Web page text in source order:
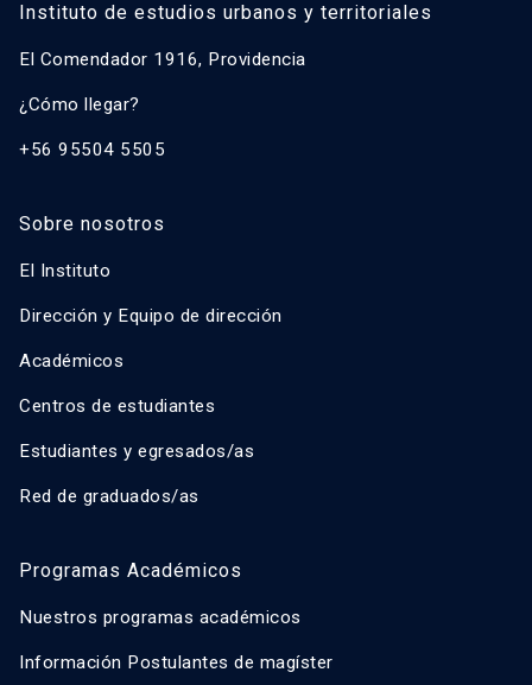
Instituto de estudios urbanos y territoriales
El Comendador 1916, Providencia
¿Cómo llegar?
+56 95504 5505
Sobre nosotros
El Instituto
Dirección y Equipo de dirección
Académicos
Centros de estudiantes
Estudiantes y egresados/as
Red de graduados/as
Programas Académicos
Nuestros programas académicos
Información Postulantes de magíster